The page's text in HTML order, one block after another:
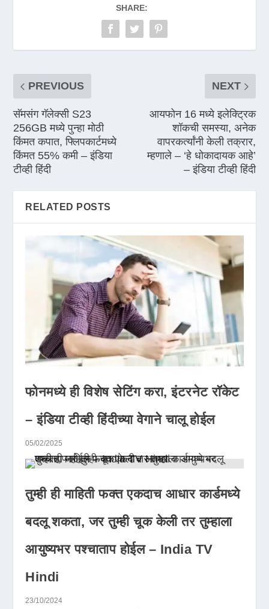
SHARE:
PREVIOUS
सॅमसंग गॅलेक्सी S23
256GB मध्ये पुन्हा मोठी
किंमत कपात, फ्लिपकार्टमध्ये
किंमत 55% कमी – इंडिया
टीव्ही हिंदी
NEXT
आयफोन 16 मध्ये इलेक्ट्रिक
शॉकची समस्या, अनेक
वापरकर्त्यांनी केली तक्रार,
म्हणाले – ‘हे धोकादायक आहे’
– इंडिया टीव्ही हिंदी
RELATED POSTS
फोनमध्ये ही विशेष सेटिंग करा, इंटरनेट रॉकेट
– इंडिया टीव्ही हिंदीच्या वेगाने चालू होईल
05/02/2025
तुम्ही ही माहिती फक्त एकदाच आधार कार्डमध्ये
बदलू शकता, जर तुम्ही चूक केली तर तुम्हाला
आयुष्यभर पश्चाताप होईल – India TV
Hindi
23/10/2024